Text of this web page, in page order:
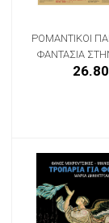
ΡΟΜΑΝΤΙΚΟΙ
ΦΑΝΤΑΣΙΑ